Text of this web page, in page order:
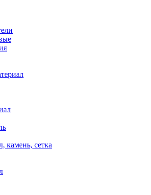
камень, сетка